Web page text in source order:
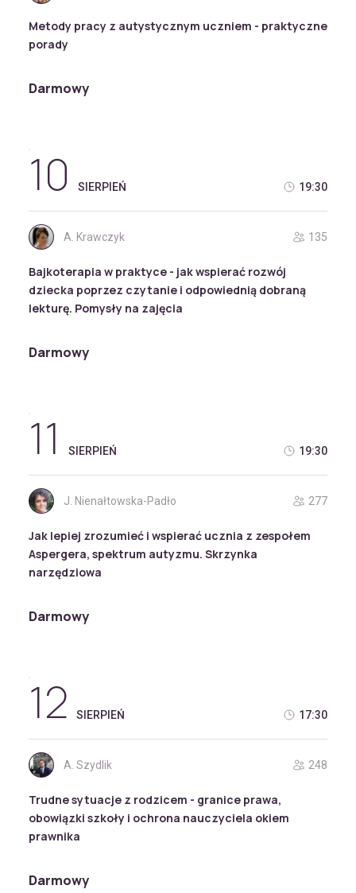
Metody pracy z autystycznym uczniem - praktyczne
porady
Darmowy
10 SIERPIEŃ 19:30
A. Krawczyk 135
Bajkoterapia w praktyce - jak wspierać rozwój
dziecka poprzez czytanie i odpowiednią dobraną
lekturę. Pomysły na zajęcia
Darmowy
11 SIERPIEŃ 19:30
J. Nienałtowska-Padło 277
Jak lepiej zrozumieć i wspierać ucznia z zespołem
Aspergera, spektrum autyzmu. Skrzynka
narzędziowa
Darmowy
12 SIERPIEŃ 17:30
A. Szydlik 248
Trudne sytuacje z rodzicem - granice prawa,
obowiązki szkoły i ochrona nauczyciela okiem
prawnika
Darmowy